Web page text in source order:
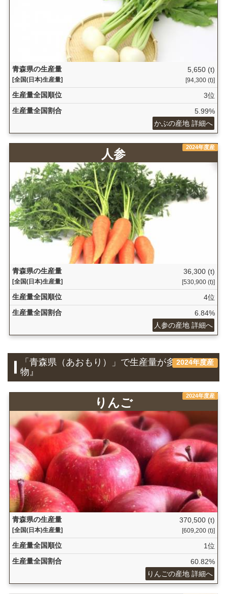
青森県の生産量
[全国(日本)生産量]
5,650 (t)
[94,300 (t)]
生産量全国順位
3位
生産量全国割合
5.99%
かぶの産地 詳細へ
2024年度産
人参
青森県の生産量
[全国(日本)生産量]
36,300 (t)
[530,900 (t)]
生産量全国順位
4位
生産量全国割合
6.84%
人参の産地 詳細へ
2024年度産
「青森県（あおもり）」で生産量が多い『果
物』
2024年度産
りんご
青森県の生産量
[全国(日本)生産量]
370,500 (t)
[609,200 (t)]
生産量全国順位
1位
生産量全国割合
60.82%
りんごの産地 詳細へ